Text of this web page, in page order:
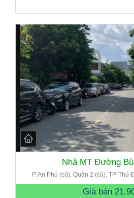
Nhà MT Đường
P. An Phú (cũ), Quận 2 (cũ), TP. Thủ
Giá bán